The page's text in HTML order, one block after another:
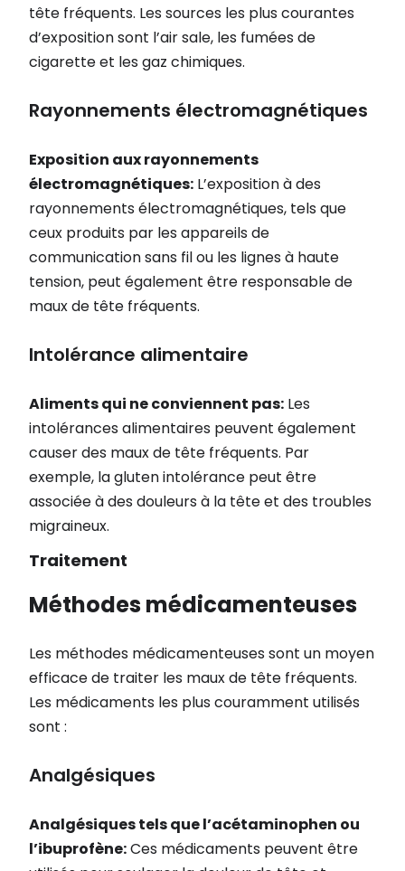
tête fréquents. Les sources les plus courantes
d’exposition sont l’air sale, les fumées de
cigarette et les gaz chimiques.
Rayonnements électromagnétiques
Exposition aux rayonnements
électromagnétiques: L’exposition à des
rayonnements électromagnétiques, tels que
ceux produits par les appareils de
communication sans fil ou les lignes à haute
tension, peut également être responsable de
maux de tête fréquents.
Intolérance alimentaire
Aliments qui ne conviennent pas: Les
intolérances alimentaires peuvent également
causer des maux de tête fréquents. Par
exemple, la gluten intolérance peut être
associée à des douleurs à la tête et des troubles
migraineux.
Traitement
Méthodes médicamenteuses
Les méthodes médicamenteuses sont un moyen
efficace de traiter les maux de tête fréquents.
Les médicaments les plus couramment utilisés
sont :
Analgésiques
Analgésiques tels que l’acétaminophen ou
l’ibuprofène:Ces médicaments peuvent être